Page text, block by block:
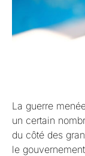
La guerre
un certain
du côté des
le